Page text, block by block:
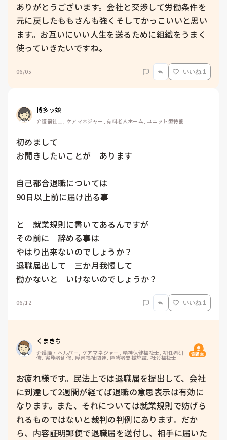
ありがとうございます。会社と交渉して労働条件を
元に戻したももさんも強くそしてかっこいいと思い
ます。お互いにいい人生を送るために組織をうまく
使っていきたいですね。
06/05 いいね 1
博多ッ娘
介護福祉士, ケアマネジャー, 有料老人ホーム, ユニット型特養
初めまして
お聞きしたいことが　あります
自己都合退職については
90日以上前に届け出る事
と　就業規則に書いてあるんですが
その前に　辞める事は
やはり出来ないのでしょうか？
退職届出して　三か月我慢して
働かないと　いけないのでしょうか？
06/12 いいね 1
くまきち
介護職・ヘルパー, ケアマネジャー, 精神保健福祉士, 初任者研
修, 実務者研修, 障害福祉関連, 障害者支援施設, 社会福祉士 質問主
お疲れ様です。民法上では退職届を提出して、会社
に到達して2週間が経てば退職の意思表示は有効に
なります。また、それについては就業規則で妨げら
れるものではないと裁判の判例にあります。だか
ら、内容証明郵便で退職届を送付し、相手に届いた